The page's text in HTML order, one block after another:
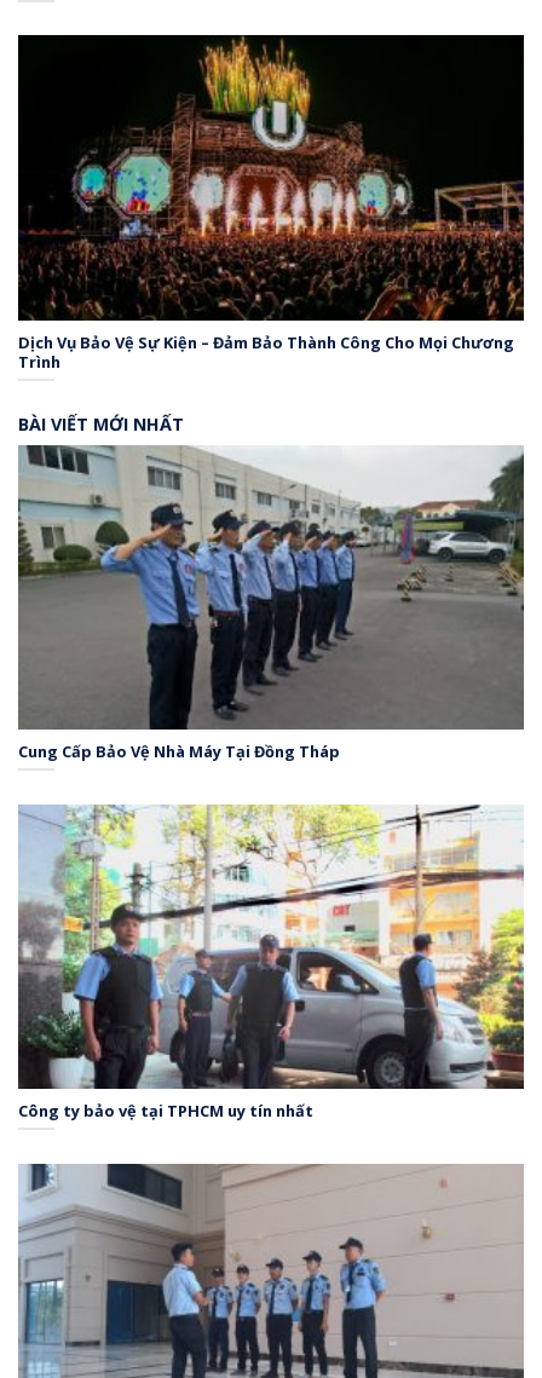
Dịch Vụ Bảo Vệ Sự Kiện – Đảm Bảo Thành Công Cho Mọi Chương
Trình
BÀI VIẾT MỚI NHẤT
Cung Cấp Bảo Vệ Nhà Máy Tại Đồng Tháp
Công ty bảo vệ tại TPHCM uy tín nhất